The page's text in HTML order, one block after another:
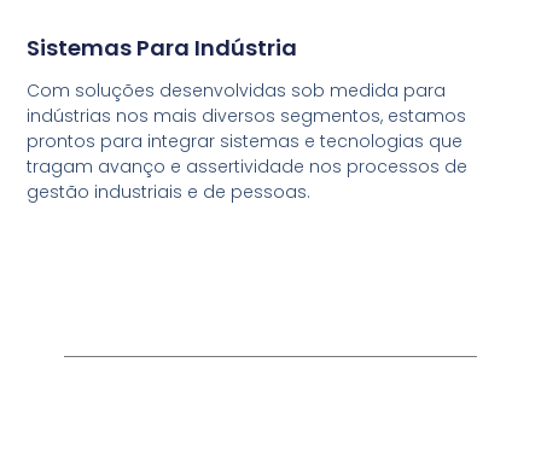
Sistemas Para Indústria
Com soluções desenvolvidas sob medida para
indústrias nos mais diversos segmentos, estamos
prontos para integrar sistemas e tecnologias que
tragam avanço e assertividade nos processos de
gestão industriais e de pessoas.